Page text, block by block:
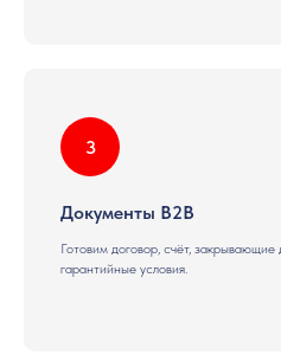
Документы B2B
Готовим договор, счёт,
гарантийные условия.